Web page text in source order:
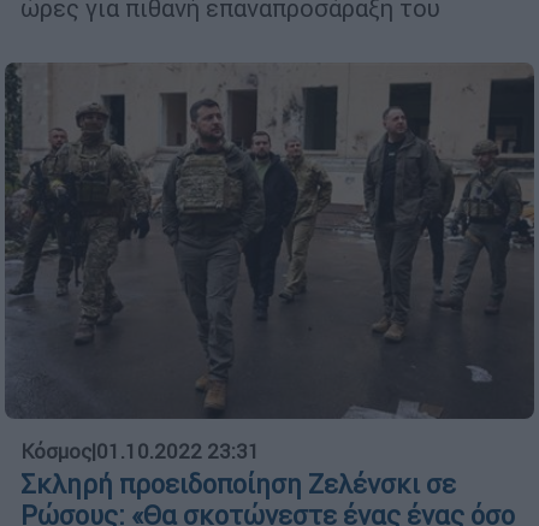
ώρες για πιθανή επαναπροσάραξη του
Κόσμος|01.10.2022 23:31
Σκληρή προειδοποίηση Ζελένσκι σε
Ρώσους: «Θα σκοτώνεστε ένας ένας όσο